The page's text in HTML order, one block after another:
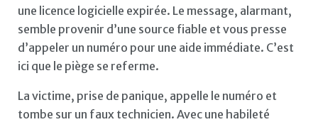
une licence logicielle expirée. Le message, alarmant,
semble provenir d’une source fiable et vous presse
d’appeler un numéro pour une aide immédiate. C’est
ici que le piège se referme.
La victime, prise de panique, appelle le numéro et
tombe sur un faux technicien. Avec une habileté